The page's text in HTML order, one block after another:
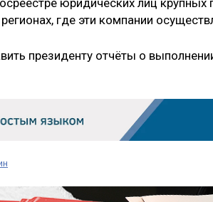
юридических лиц крупных
где эти компании
президенту отчёты о